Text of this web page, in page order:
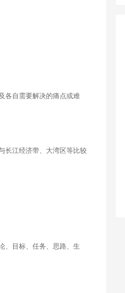
各自需要解决的痛点或难
长江经济带、大湾区等比较
、目标、任务、思路、生